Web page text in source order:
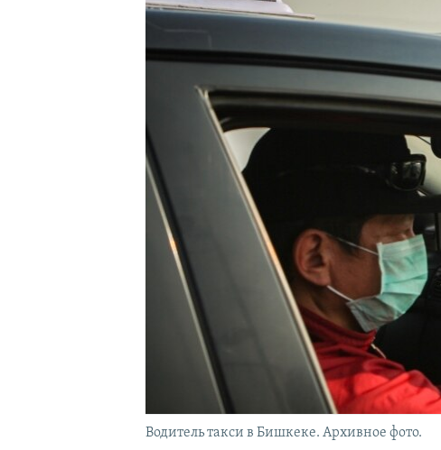
Водитель такси в Бишкеке. Архивное фото.